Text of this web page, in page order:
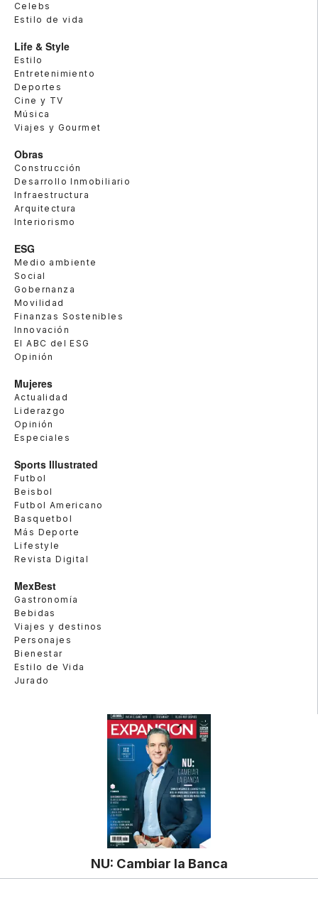
Celebs
Estilo de vida
Life & Style
Estilo
Entretenimiento
Deportes
Cine y TV
Música
Viajes y Gourmet
Obras
Construcción
Desarrollo Inmobiliario
Infraestructura
Arquitectura
Interiorismo
ESG
Medio ambiente
Social
Gobernanza
Movilidad
Finanzas Sostenibles
Innovación
El ABC del ESG
Opinión
Mujeres
Actualidad
Liderazgo
Opinión
Especiales
Sports Illustrated
Futbol
Beisbol
Futbol Americano
Basquetbol
Más Deporte
Lifestyle
Revista Digital
MexBest
Gastronomía
Bebidas
Viajes y destinos
Personajes
Bienestar
Estilo de Vida
Jurado
NU: Cambiar la Banca